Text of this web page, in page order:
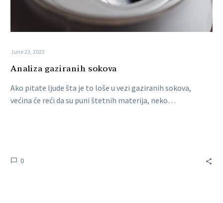
June 23, 2023
Analiza gaziranih sokova
Ako pitate ljude šta je to loše u vezi gaziranih sokova,
većina će reći da su puni štetnih materija, neko…
0